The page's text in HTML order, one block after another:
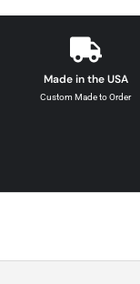
Made in the USA
Custom Made to Order